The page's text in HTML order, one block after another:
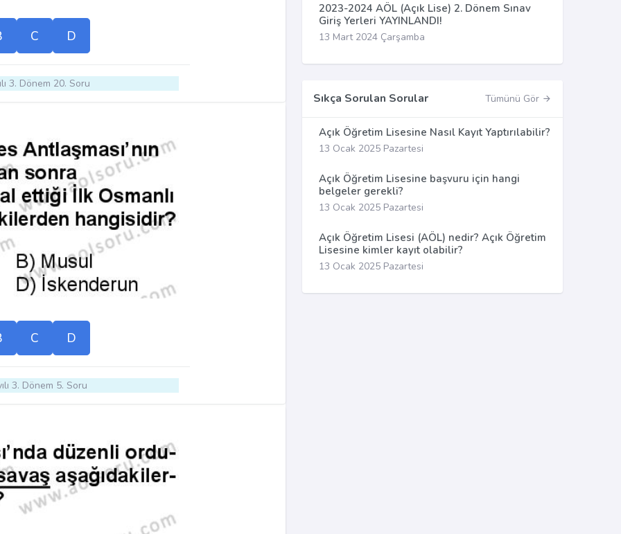
C D
3. Dönem 20. Soru
C D
3. Dönem 5. Soru
2023-2024 AÖL (Açık Lise) 2. Dönem Sınav
Giriş Yerleri YAYINLANDI!
13 Mart 2024 Çarşamba
Sıkça Sorulan Sorular Tümünü Gör
Açık Öğretim Lisesine Nasıl Kayıt Yaptırılabilir?
13 Ocak 2025 Pazartesi
Açık Öğretim Lisesine başvuru için hangi
belgeler gerekli?
13 Ocak 2025 Pazartesi
Açık Öğretim Lisesi (AÖL) nedir? Açık Öğretim
Lisesine kimler kayıt olabilir?
13 Ocak 2025 Pazartesi